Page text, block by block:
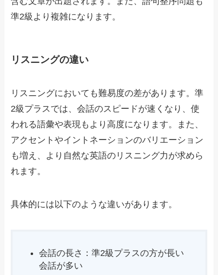
準2級より複雑になります。
リスニングの違い
リスニングにおいても難易度の差があります。準
2級プラスでは、会話のスピードが速くなり、使
われる語彙や表現もより高度になります。また、
アクセントやイントネーションのバリエーション
も増え、より自然な英語のリスニング力が求めら
れます。
具体的には以下のような違いがあります。
会話の長さ：準2級プラスの方が長い
会話が多い